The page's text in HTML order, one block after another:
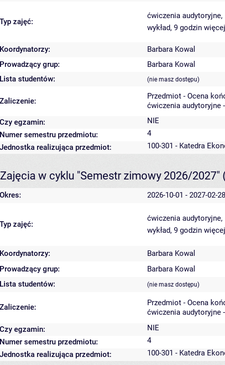
Typ zajęć:
ćwiczenia
wykład, 9 godzin
Koordynatorzy:
Barbara Kowal
Prowadzący grup:
Barbara Kowal
Lista studentów:
(nie masz dostępu)
Zaliczenie:
Przedmiot - Ocena
ćwiczenia audytoryjne
Czy egzamin:
NIE
Numer semestru przedmiotu:
4
Jednostka realizująca przedmiot:
100-301 - Katedra
Zajęcia w cyklu "Semestr zimowy 2026/2027"
Okres: 2026-10-01 - 2027-02-28
Typ zajęć:
ćwiczenia
wykład, 9 godzin
Koordynatorzy:
Barbara Kowal
Prowadzący grup:
Barbara Kowal
Lista studentów:
(nie masz dostępu)
Zaliczenie:
Przedmiot - Ocena
ćwiczenia audytoryjne
Czy egzamin:
NIE
Numer semestru przedmiotu:
4
Jednostka realizująca przedmiot:
100-301 - Katedra